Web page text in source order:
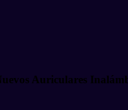
Auriculares